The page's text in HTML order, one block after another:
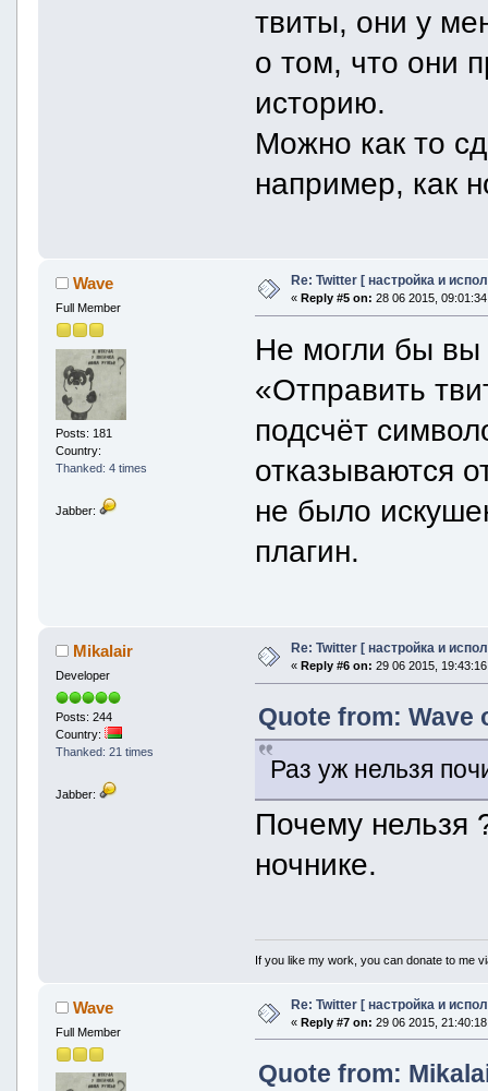
твиты, они у
о том, что они
историю.
Можно как то
например, как
Wave
Full Member
Posts: 181
Country:
Thanked: 4 times
Jabber:
Re: Twitter [ настройка и
« Reply #5 on: 28 06 2015,
Не могли бы вы
«Отправить
подсчёт
отказываются
не было
плагин.
Mikalair
Developer
Posts: 244
Country:
Thanked: 21 times
Jabber:
Re: Twitter [ настройка и
« Reply #6 on: 29 06 2015,
Quote from: Wave
Раз уж нельзя
Почему
ночнике.
If you like my work, you can donate to me
Wave
Full Member
Re: Twitter [ настройка и
« Reply #7 on: 29 06 2015,
Quote from: